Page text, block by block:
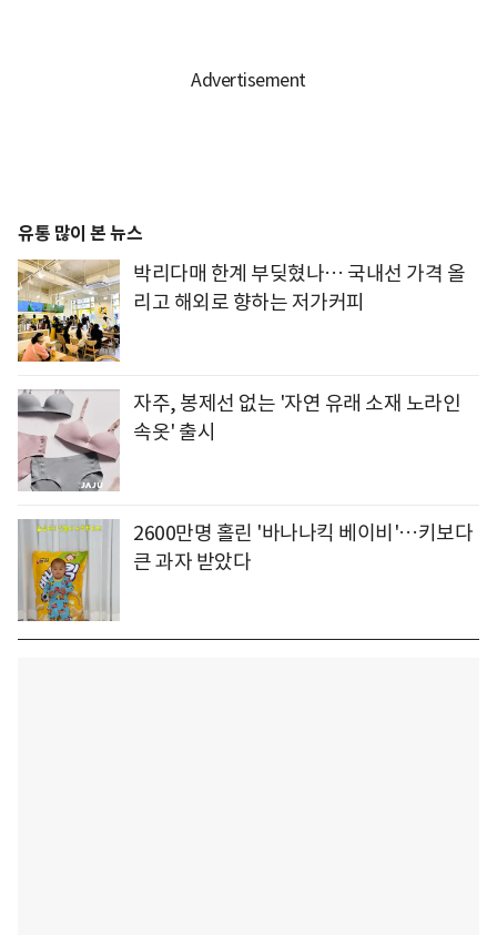
유통 많이 본 뉴스
박리다매 한계 부딪혔나… 국내선 가격 올
리고 해외로 향하는 저가커피
자주, 봉제선 없는 '자연 유래 소재 노라인
속옷' 출시
2600만명 홀린 '바나나킥 베이비'…키보다
큰 과자 받았다